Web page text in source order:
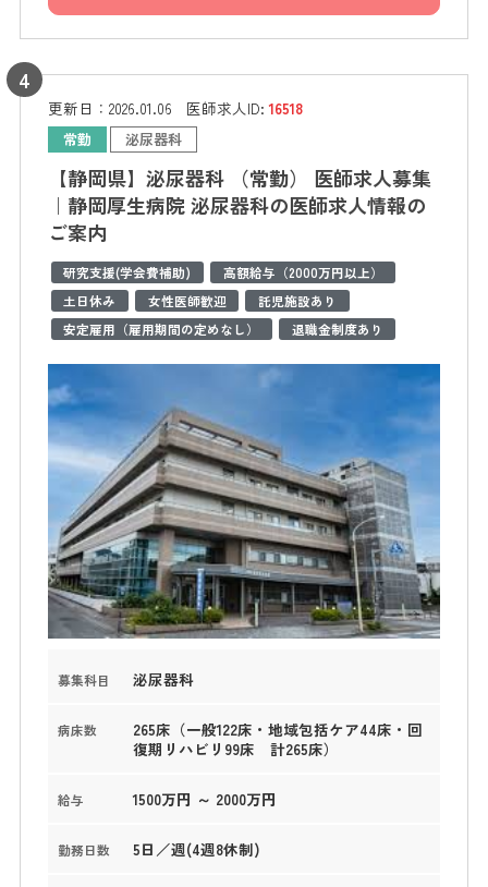
更新日： 2026.01.06 医師求人ID:16518
常勤 泌尿器科
【静岡県】泌尿器科 （常勤） 医師求人募集
｜静岡厚生病院 泌尿器科の医師求人情報の
ご案内
研究支援(学会費補助)
高額給与（2000万円以上）
土日休み
女性医師歓迎
託児施設あり
安定雇用（雇用期間の定めなし）
退職金制度あり
募集科目 泌尿器科
病床数
265床（一般122床・地域包括ケア44床・回
復期リハビリ99床 計265床）
給与 1500万円 ～ 2000万円
勤務日数 5日／週(4週8休制)